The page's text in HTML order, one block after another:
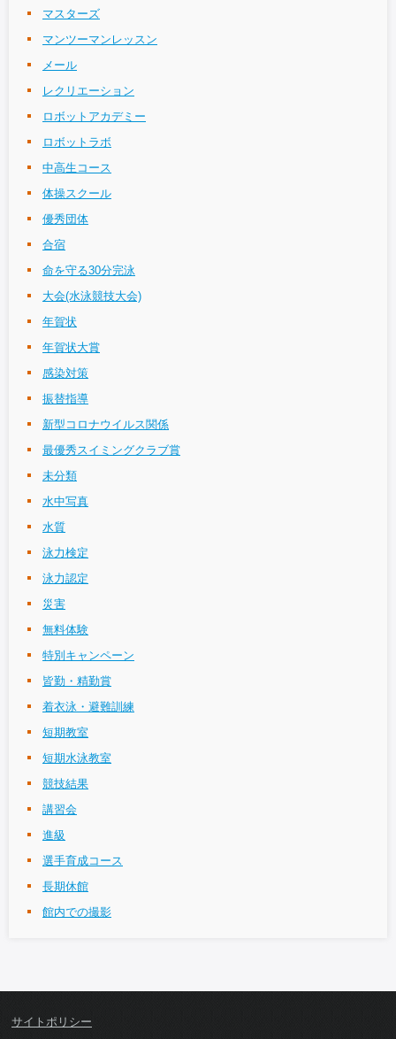
マスターズ
マンツーマンレッスン
メール
レクリエーション
ロボットアカデミー
ロボットラボ
中高生コース
体操スクール
優秀団体
合宿
命を守る30分完泳
大会(水泳競技大会)
年賀状
年賀状大賞
感染対策
振替指導
新型コロナウイルス関係
最優秀スイミングクラブ賞
未分類
水中写真
水質
泳力検定
泳力認定
災害
無料体験
特別キャンペーン
皆勤・精勤賞
着衣泳・避難訓練
短期教室
短期水泳教室
競技結果
講習会
進級
選手育成コース
長期休館
館内での撮影
サイトポリシー